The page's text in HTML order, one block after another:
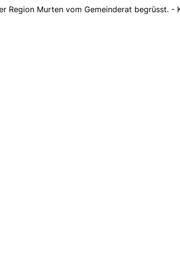
Region Murten vom Gemeinderat begrüsst. -